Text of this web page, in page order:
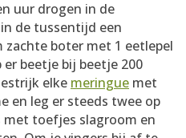
uur drogen in de
de tussentijd een
zachte boter met 1 eetlepel
beetje bij beetje 200
elke meringue met
en leg er steeds twee op
met toefjes slagroom en